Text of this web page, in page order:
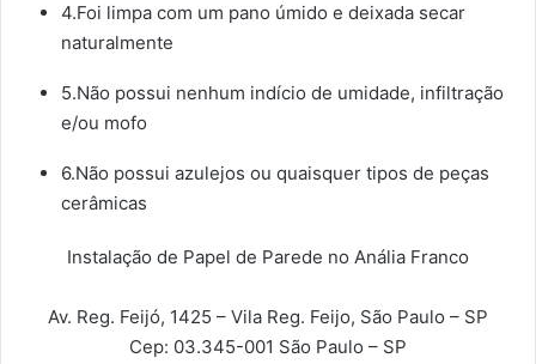
4.Foi limpa com um pano úmido e deixada secar
naturalmente
5.Não possui nenhum indício de umidade, infiltração
e/ou mofo
6.Não possui azulejos ou quaisquer tipos de peças
cerâmicas
Instalação de Papel de Parede no Anália Franco
Av. Reg. Feijó, 1425 – Vila Reg. Feijo, São Paulo – SP
Cep: 03.345-001 São Paulo – SP